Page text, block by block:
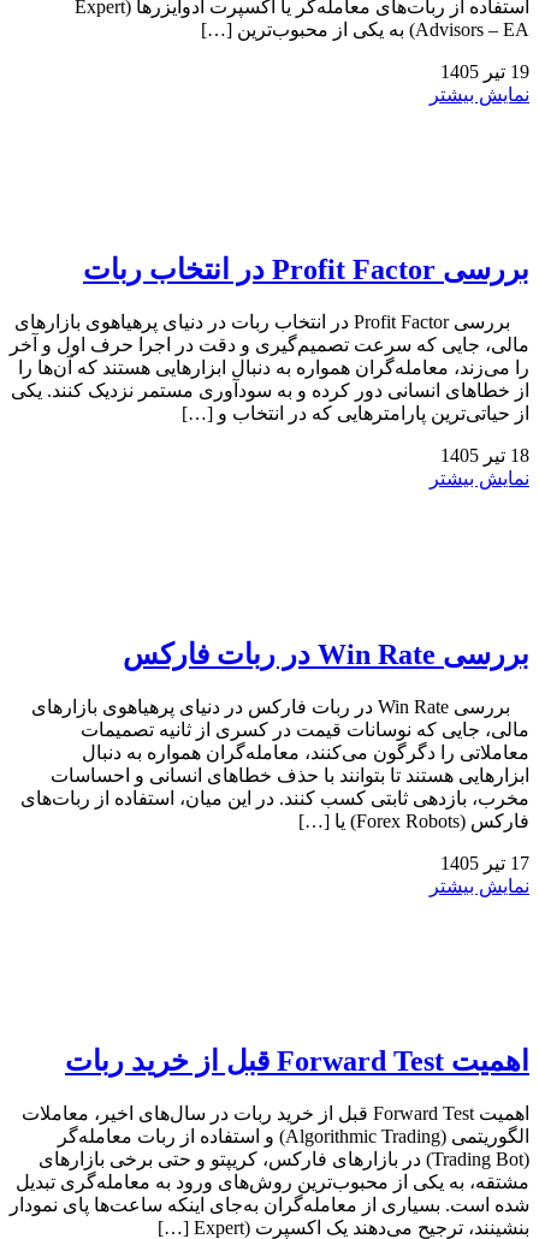
استفاده از ربات‌های معامله‌گر یا اکسپرت ادوایزرها (Expert
Advisors – EA) به یکی از محبوب‌ترین […]
19 تیر 1405
نمایش بیشتر
بررسی Profit Factor در انتخاب ربات
بررسی Profit Factor در انتخاب ربات در دنیای پرهیاهوی بازارهای
مالی، جایی که سرعت تصمیم‌گیری و دقت در اجرا حرف اول و آخر
را می‌زند، معامله‌گران همواره به دنبال ابزارهایی هستند که آن‌ها را
از خطاهای انسانی دور کرده و به سودآوری مستمر نزدیک کنند. یکی
از حیاتی‌ترین پارامترهایی که در انتخاب و […]
18 تیر 1405
نمایش بیشتر
بررسی Win Rate در ربات فارکس
بررسی Win Rate در ربات فارکس در دنیای پرهیاهوی بازارهای
مالی، جایی که نوسانات قیمت در کسری از ثانیه تصمیمات
معاملاتی را دگرگون می‌کنند، معامله‌گران همواره به دنبال
ابزارهایی هستند تا بتوانند با حذف خطاهای انسانی و احساسات
مخرب، بازدهی ثابتی کسب کنند. در این میان، استفاده از ربات‌های
فارکس (Forex Robots) یا […]
17 تیر 1405
نمایش بیشتر
اهمیت Forward Test قبل از خرید ربات
اهمیت Forward Test قبل از خرید ربات در سال‌های اخیر، معاملات
الگوریتمی (Algorithmic Trading) و استفاده از ربات معامله‌گر
(Trading Bot) در بازارهای فارکس، کریپتو و حتی برخی بازارهای
مشتقه، به یکی از محبوب‌ترین روش‌های ورود به معامله‌گری تبدیل
شده است. بسیاری از معامله‌گران به‌جای اینکه ساعت‌ها پای نمودار
بنشینند، ترجیح می‌دهند یک اکسپرت (Expert […]